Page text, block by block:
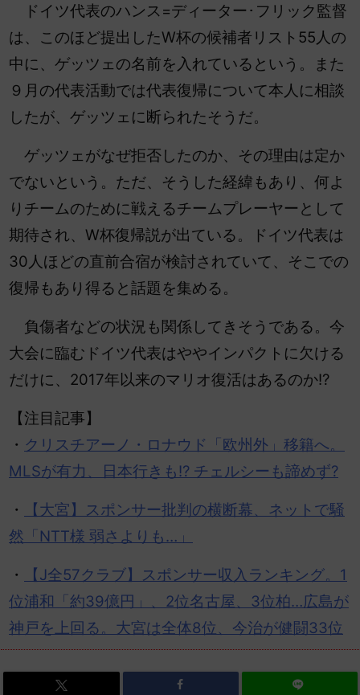
ドイツ代表のハンス=ディーター･フリック監督
は、このほど提出したW杯の候補者リスト55人の
中に、ゲッツェの名前を入れているという。また
９月の代表活動では代表復帰について本人に相談
したが、ゲッツェに断られたそうだ。
ゲッツェがなぜ拒否したのか、その理由は定か
でないという。ただ、そうした経緯もあり、何よ
りチームのために戦えるチームプレーヤーとして
期待され、W杯復帰説が出ている。ドイツ代表は
30人ほどの直前合宿が検討されていて、そこでの
復帰もあり得ると話題を集める。
負傷者などの状況も関係してきそうである。今
大会に臨むドイツ代表はややインパクトに欠ける
だけに、2017年以来のマリオ復活はあるのか!?
【注目記事】
・ クリスチアーノ・ロナウド「欧州外」移籍へ。
MLSが有力、日本行きも!? チェルシーも諦めず?
・
【大宮】スポンサー批判の横断幕、ネットで騒
然「NTT様 弱さよりも…」
・
【J全57クラブ】スポンサー収入ランキング。1
位浦和「約39億円」、2位名古屋、3位柏…広島が
神戸を上回る。大宮は全体8位、今治が健闘33位